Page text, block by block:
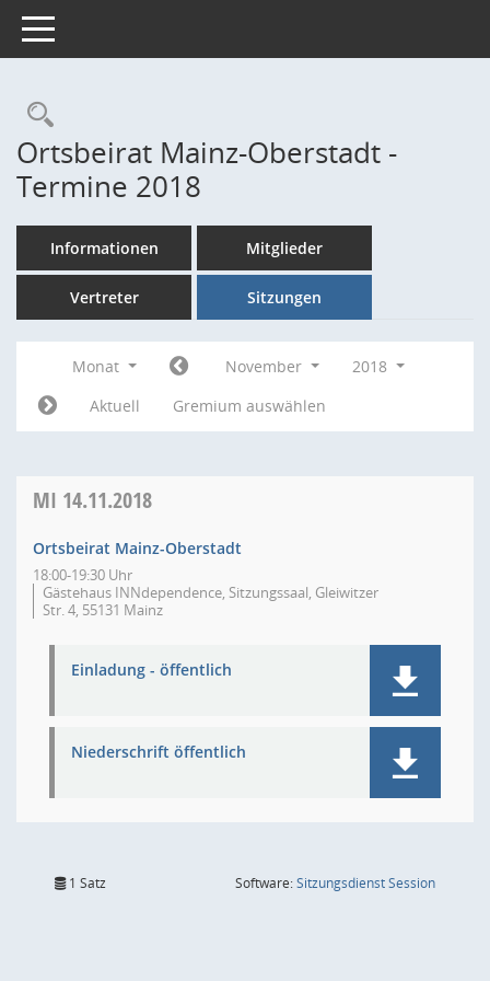
Toggle navigation
Rechercheauswahl
Ortsbeirat Mainz-Oberstadt -
Termine 2018
Informationen Mitglieder
Vertreter Sitzungen
Monat November
2018
Aktuell
Gremium auswählen
MI 14.11.2018
Ortsbeirat Mainz-Oberstadt
18:00-19:30 Uhr
Gästehaus INNdependence, Sitzungssaal, Gleiwitzer
Str. 4, 55131 Mainz
Einladung - öffentlich
Niederschrift öffentlich
1 Satz Software:SitzungsdienstSession(Wird in